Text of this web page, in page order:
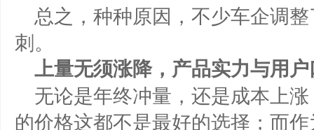
总之，种种原因，不少车企调
刺。
上量无须涨降，产品实力与用
无论是年终冲量，还是成本上
的价格这都不是最好的选择；而